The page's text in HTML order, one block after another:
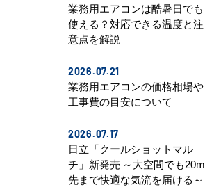
業務用エアコンは酷暑日でも
使える？対応できる温度と注
意点を解説
2026.07.21
業務用エアコンの価格相場や
工事費の目安について
2026.07.17
日立「クールショットマル
チ」新発売 ～大空間でも20m
先まで快適な気流を届ける～